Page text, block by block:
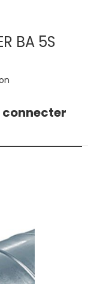
BA 5S
connecter